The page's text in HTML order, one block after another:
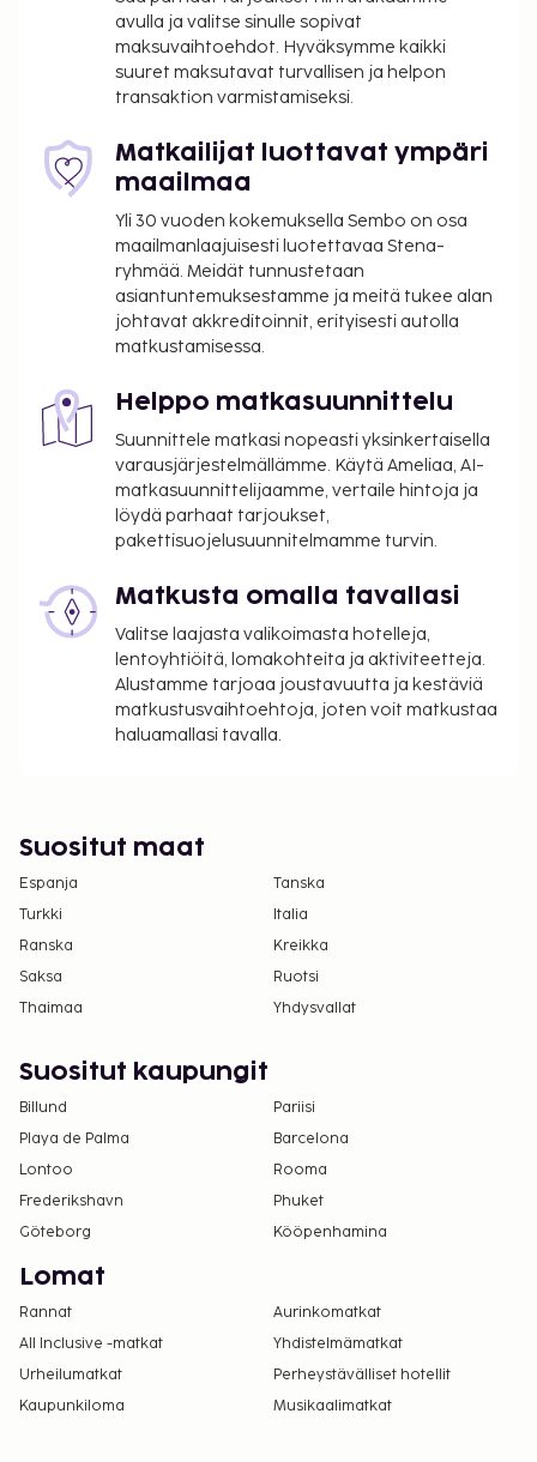
avulla ja valitse sinulle sopivat
maksuvaihtoehdot. Hyväksymme kaikki
suuret maksutavat turvallisen ja helpon
transaktion varmistamiseksi.
Matkailijat luottavat ympäri
maailmaa
Yli 30 vuoden kokemuksella Sembo on osa
maailmanlaajuisesti luotettavaa Stena-
ryhmää. Meidät tunnustetaan
asiantuntemuksestamme ja meitä tukee alan
johtavat akkreditoinnit, erityisesti autolla
matkustamisessa.
Helppo matkasuunnittelu
Suunnittele matkasi nopeasti yksinkertaisella
varausjärjestelmällämme. Käytä Ameliaa, AI-
matkasuunnittelijaamme, vertaile hintoja ja
löydä parhaat tarjoukset,
pakettisuojelusuunnitelmamme turvin.
Matkusta omalla tavallasi
Valitse laajasta valikoimasta hotelleja,
lentoyhtiöitä, lomakohteita ja aktiviteetteja.
Alustamme tarjoaa joustavuutta ja kestäviä
matkustusvaihtoehtoja, joten voit matkustaa
haluamallasi tavalla.
Suositut maat
Espanja
Tanska
Turkki
Italia
Ranska
Kreikka
Saksa
Ruotsi
Thaimaa
Yhdysvallat
Suositut kaupungit
Billund
Pariisi
Playa de Palma
Barcelona
Lontoo
Rooma
Frederikshavn
Phuket
Göteborg
Kööpenhamina
Lomat
Rannat
Aurinkomatkat
All Inclusive -matkat
Yhdistelmämatkat
Urheilumatkat
Perheystävälliset hotellit
Kaupunkiloma
Musikaalimatkat